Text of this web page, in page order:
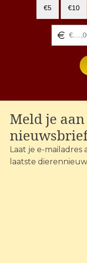
€5 €10
Meld je
Laat je e-mailadres
laatste